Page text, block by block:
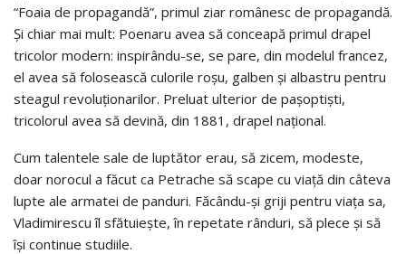
“Foaia de propagandă”, primul ziar românesc de propagandă.
Și chiar mai mult: Poenaru avea să conceapă primul drapel
tricolor modern: inspirându-se, se pare, din modelul francez,
el avea să folosească culorile roșu, galben și albastru pentru
steagul revoluționarilor. Preluat ulterior de pașoptiști,
tricolorul avea să devină, din 1881, drapel național.
Cum talentele sale de luptător erau, să zicem, modeste,
doar norocul a făcut ca Petrache să scape cu viață din câteva
lupte ale armatei de panduri. Făcându-și griji pentru viața sa,
Vladimirescu îl sfătuiește, în repetate rânduri, să plece și să
își continue studiile.